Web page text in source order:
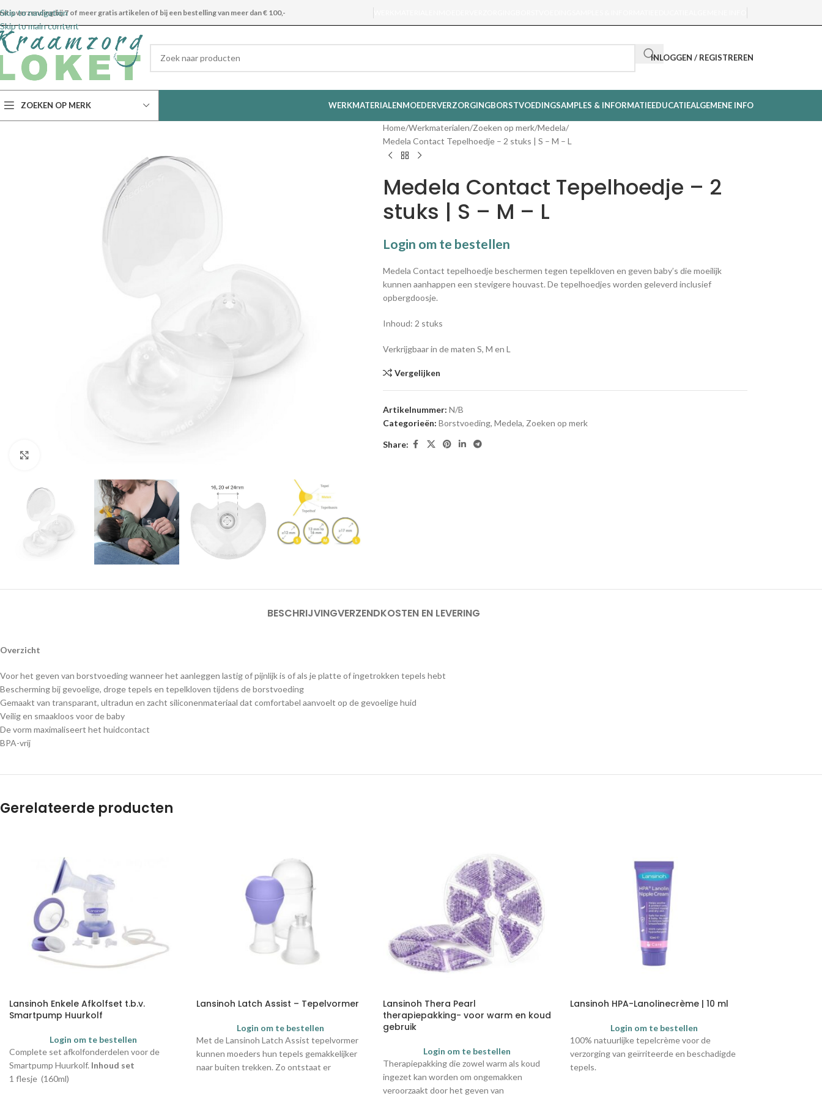
Skip to navigation
Skip to main content
verzending bij 7 of meer gratis artikelen of bij een bestelling van meer dan € 100,-
INLOGGEN / REGISTREREN
ZOEKEN OP MERK WERKMATERIALENMOEDERVERZORGINGBORSTVOEDINGSAMPLES & INFORMATIEEDUCATIEALGEMENE INFO
Home Werkmaterialen Zoeken op merk Medela
Medela Contact Tepelhoedje – 2 stuks | S – M – L
Medela Contact Tepelhoedje – 2
stuks | S – M – L
Login om te bestellen
Medela Contact tepelhoedje beschermen tegen tepelkloven en geven baby’s die moeilijk
kunnen aanhappen een stevigere houvast. De tepelhoedjes worden geleverd inclusief
opbergdoosje.
Inhoud: 2 stuks
Verkrijgbaar in de maten S, M en L
Vergelijken
Artikelnummer: N/B
Categorieën: Borstvoeding, Medela, Zoeken op merk
Share:
BESCHRIJVINGVERZENDKOSTEN EN LEVERING
Overzicht
Voor het geven van borstvoeding wanneer het aanleggen lastig of pijnlijk is of als je platte of ingetrokken tepels hebt
Bescherming bij gevoelige, droge tepels en tepelkloven tijdens de borstvoeding
Gemaakt van transparant, ultradun en zacht siliconenmateriaal dat comfortabel aanvoelt op de gevoelige huid
Veilig en smaakloos voor de baby
De vorm maximaliseert het huidcontact
BPA-vrij
Gerelateerde producten
Lansinoh Enkele Afkolfset t.b.v.
Smartpump Huurkolf
Login om te bestellen
Complete set afkolfonderdelen voor de
Smartpump Huurkolf. Inhoud set
1 flesje (160ml)
Lansinoh Latch Assist – Tepelvormer
Login om te bestellen
Met de Lansinoh Latch Assist tepelvormer
kunnen moeders hun tepels gemakkelijker
naar buiten trekken. Zo ontstaat er
Lansinoh Thera Pearl
therapiepakking- voor warm en koud
gebruik
Login om te bestellen
Therapiepakking die zowel warm als koud
ingezet kan worden om ongemakken
veroorzaakt door het geven van
Lansinoh HPA-Lanolinecrème | 10 ml
Login om te bestellen
100% natuurlijke tepelcrème voor de
verzorging van geïrriteerde en beschadigde
tepels.